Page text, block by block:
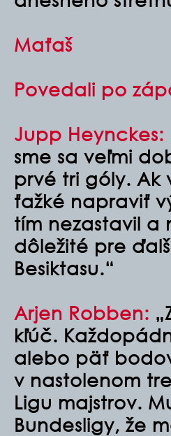
Maťaš
Povedali po
Jupp Heynckes:
sme sa veľmi
prvé tri góly. Ak
ťažké napraviť
tím nezastavil a
dôležité pre
Besiktasu.“
Arjen Robben:
kľúč.
alebo päť
v nastolenom
Ligu majstrov.
Bundesligy, že